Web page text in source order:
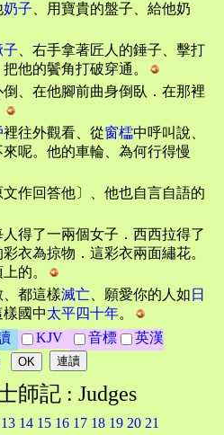
奶子 、用寶貴的盤子、給他奶
子 、右手拿著匠人的錘子、擊打
他的鬢角打破穿通。
、在他腳前曲身倒臥．在那裡
裡往外觀看、從窗櫺中呼叫說、
呢。他的車輪、為何行得慢
作回答他〕、他也自言自語的
人得了一兩個女子．西西拉得了
衣為掠物．這彩衣兩面繡花。
的。
都這樣滅亡 、願愛你的人如 日
樣國中太平四十年。
KJV 音標
英漢
師記 : Judges
13 14 15 16 17 18 19 20 21